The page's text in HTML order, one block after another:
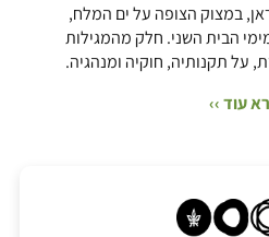
במצוק הצופה על ים המלח,
הבית השני. חלק מהמגילות
על תקנותיה, חוקיה ומנהגיה.
עוד ››